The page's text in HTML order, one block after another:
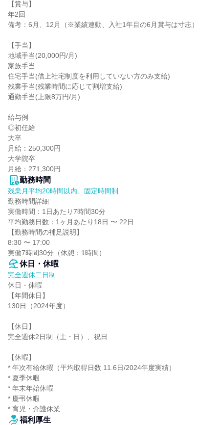
【賞与】
年2回
備考：6月、12月（※業績連動、入社1年目の6月賞与は寸志）
【手当】
地域手当(20,000円/月)
家族手当
住宅手当(借上社宅制度を利用していない方のみ支給)
残業手当(残業時間に応じて割増支給)
通勤手当(上限8万円/月)
給与例
◎初任給
大卒
月給：250,300円
大学院卒
月給：271,300円
勤務時間
残業月平均20時間以内、固定時間制
勤務時間詳細
実働時間：1日あたり7時間30分
平均勤務日数：1ヶ月あたり18日 〜 22日
【勤務時間の補足説明】
8:30 〜 17:00
実働7時間30分（休憩：1時間）
休日・休暇
完全週休二日制
休日・休暇
【年間休日】
130日（2024年度）
【休日】
完全週休2日制（土・日）、祝日
【休暇】
* 年次有給休暇（平均取得日数 11.6日/2024年度実績）
* 夏季休暇
* 年末年始休暇
* 慶弔休暇
* 育児・介護休業
福利厚生